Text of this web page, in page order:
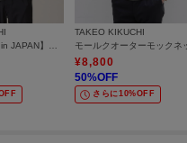
【尾州織/Made in JAPAN】メランジ Tシャツ
TAKEO KIKUCHI
モールクオーターモックネ
¥8,800
50%OFF
さらに10%OFF